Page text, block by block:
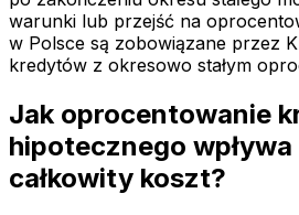
warunki lub przejść na
w Polsce są zobowiązane przez
kredytów z okresowo stałym
Jak oprocentowanie
hipotecznego
całkowity koszt?